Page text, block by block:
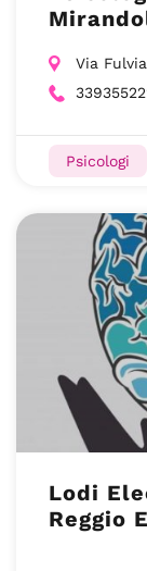
Via
Psicologi
Lodi
Reggio